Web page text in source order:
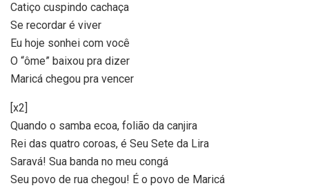
Catiço cuspindo cachaça
Se recordar é viver
Eu hoje sonhei com você
O “ôme” baixou pra dizer
Maricá chegou pra vencer
[x2]
Quando o samba ecoa, folião da canjira
Rei das quatro coroas, é Seu Sete da Lira
Saravá! Sua banda no meu congá
Seu povo de rua chegou! É o povo de Maricá